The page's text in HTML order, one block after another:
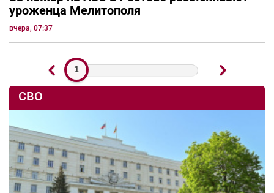
уроженца Мелитополя
вчера, 07:37
1
СВО